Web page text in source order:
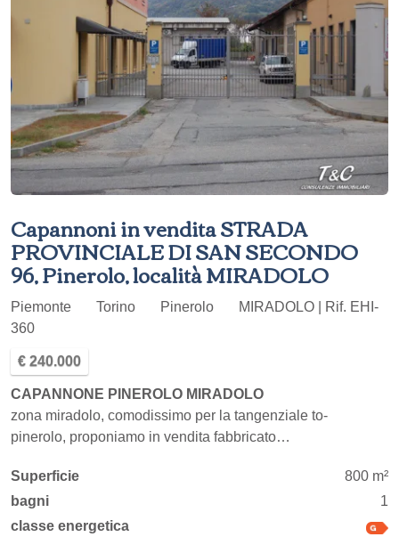
Capannoni in vendita STRADA
PROVINCIALE DI SAN SECONDO
96, Pinerolo, località MIRADOLO
Piemonte Torino Pinerolo
MIRADOLO | Rif. EHI-
360
€ 240.000
CAPANNONE PINEROLO MIRADOLO
zona miradolo, comodissimo per la tangenziale to-
pinerolo, proponiamo in vendita fabbricato…
Superficie
800 m²
bagni
1
classe energetica